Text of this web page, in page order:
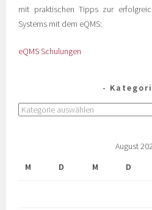
mit praktischen Tipps zur
Systems mit dem eQMS:
eQMS Schulungen
August
M
D M D